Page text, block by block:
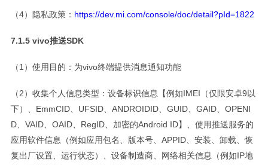
（4）隐私政策： https://dev.mi.com/console/doc/detail?pId=1822
7.1.5 vivo推送SDK
（1）使用目的：为vivo终端提供消息通知功能
（2）收集个人信息类型：设备标识信息【例如IMEI（仅限安卓9以
下）、EmmCID、UFSID、ANDROIDID、GUID、GAID、OPENI
D、VAID、OAID、RegID、加密的Android ID】、使用推送服务的
应用软件信息（例如应用包名、版本号、APPID、安装、卸载、恢
复出厂设置、运行状态）、设备制造商、网络相关信息（例如IP地